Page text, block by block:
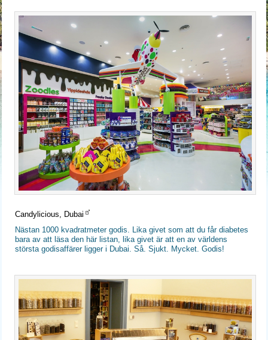
Candylicious, Dubai
Nästan 1000 kvadratmeter godis. Lika givet som att du får diabetes
bara av att läsa den här listan, lika givet är att en av världens
största godisaffärer ligger i Dubai. Så. Sjukt. Mycket. Godis!